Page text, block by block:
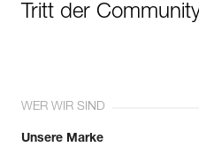
Tritt der
WER WIR SIND
Unsere Marke